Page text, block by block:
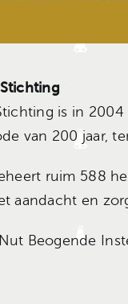
is in
van 200 jaar,
ruim 588
aandacht en
Beogende